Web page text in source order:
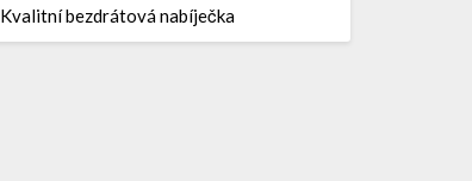
Kvalitní bezdrátová nabíječka